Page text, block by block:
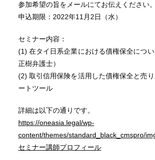
参加希望の旨をメールにてお伝えください。
申込期限：2022年11月2日（水）
セミナー内容：
(1) 在タイ日系企業における債権保全につ
正樹弁護士）
(2) 取引信用保険を活用した債権保全と売
ートツール
詳細は以下の通りです。
https://oneasia.legal/wp-
content/themes/standard_black_cmspro/
セミナー講師プロフィール